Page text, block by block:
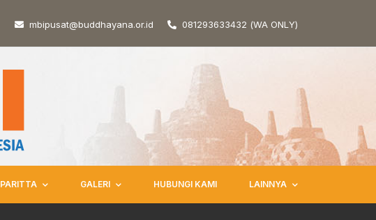
mbipusat@buddhayana.or.id 081293633432 (WA ONLY)
PARITTA GALERI HUBUNGI KAMI LAINNYA